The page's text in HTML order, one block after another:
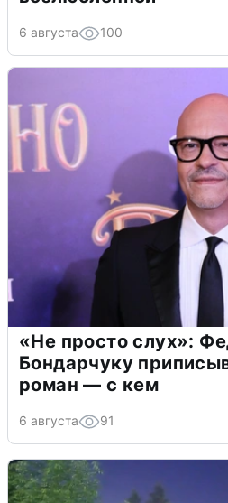
6 августа 100
«Не просто слух»:
Бондарчуку
роман — с кем
6 августа 91